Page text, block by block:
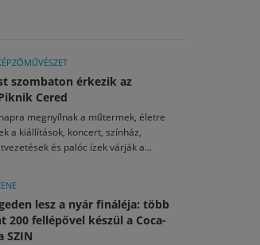
szombaton érkezik az
Cered
megnyílnak a műtermek, életre
a kiállítások, koncert, színház,
és palóc ízek várják a...
lesz a nyár fináléja: több
200 fellépővel készül a Coca-
SZIN